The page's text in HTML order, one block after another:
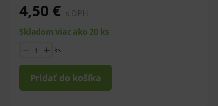
4,50 € s DPH
Skladom viac ako 20 ks
ks
Pridať do košíka